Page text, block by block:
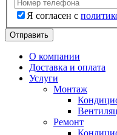
Я согласен с
Отправить
О компании
Доставка и оплата
Услуги
Монтаж
Ремонт